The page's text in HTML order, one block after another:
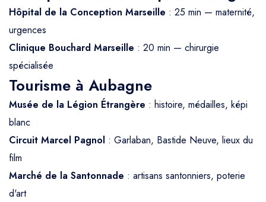
Hôpital de la Conception Marseille : 25 min — maternité,
urgences
Clinique Bouchard Marseille : 20 min — chirurgie
spécialisée
Tourisme à Aubagne
Musée de la Légion Étrangère : histoire, médailles, képi
blanc
Circuit Marcel Pagnol : Garlaban, Bastide Neuve, lieux du
film
Marché de la Santonnade : artisans santonniers, poterie
d'art